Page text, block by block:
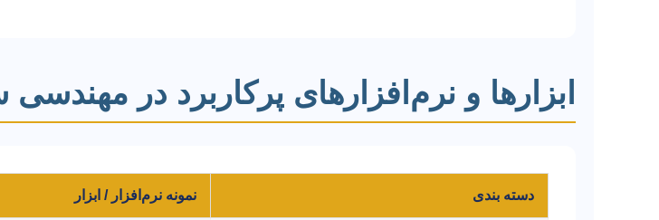
ابزارها و نرم‌افزارهای پرکاربرد در
دسته بندی نمونه نرم‌افزار / ابزار